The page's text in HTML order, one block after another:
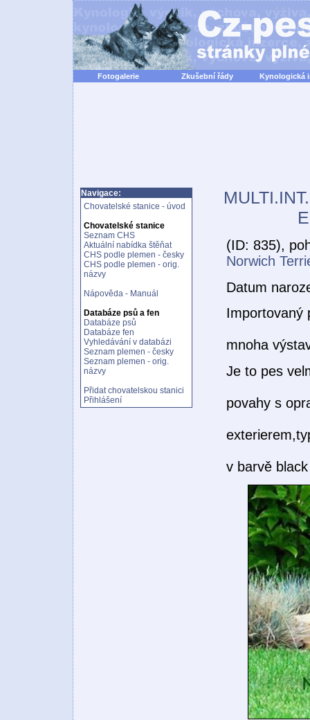
Fotogalerie Zkušební řády Kynologická
Navigace:
Chovatelské stanice - úvod
Chovatelské stanice
Seznam CHS
Aktuální nabídka štěňat
CHS podle plemen - česky
CHS podle plemen - orig.
názvy
Nápověda - Manuál
Databáze psů a fen
Databáze psů
Databáze fen
Vyhledávání v databázi
Seznam plemen - česky
Seznam plemen - orig.
názvy
Přidat chovatelskou stanici
Přihlášení
(ID: 835),
Norwich
Datum
Importovaný
mnoha
Je to pes
povahy s
v barvě